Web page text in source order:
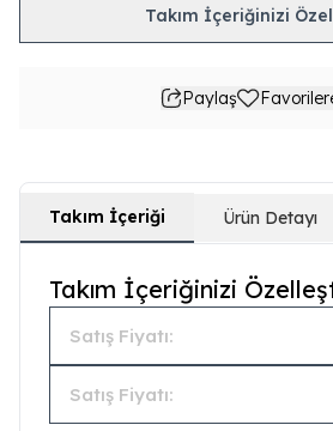
Takım İçeriğinizi
Paylaş
Takım İçeriği Ürün Detayı
Takım İçeriğinizi
Satış Fiyatı:
Satış Fiyatı: